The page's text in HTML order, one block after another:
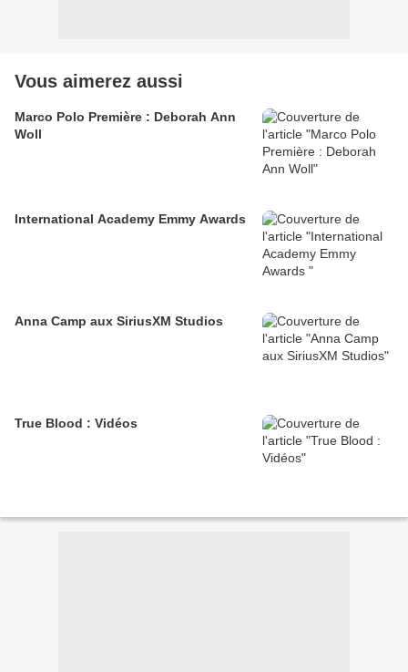
Vous aimerez aussi
Marco Polo Première : Deborah Ann
Woll
International Academy Emmy Awards
Anna Camp aux SiriusXM Studios
True Blood : Vidéos